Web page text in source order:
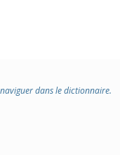
dans le dictionnaire.